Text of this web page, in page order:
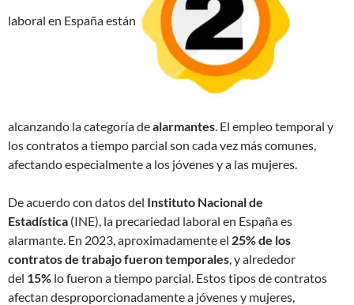
laboral en España están
alcanzando la categoría dealarmantes . El empleo temporal y
los contratos a tiempo parcial son cada vez más comunes,
afectando especialmente a los jóvenes y a las mujeres.
De acuerdo con datos del Instituto Nacional de
Estadística (INE), la precariedad laboral en España es
alarmante. En 2023, aproximadamente el 25% de los
contratos de trabajo fueron temporales , y alrededor
del 15% lo fueron a tiempo parcial. Estos tipos de contratos
afectan desproporcionadamente a jóvenes y mujeres,